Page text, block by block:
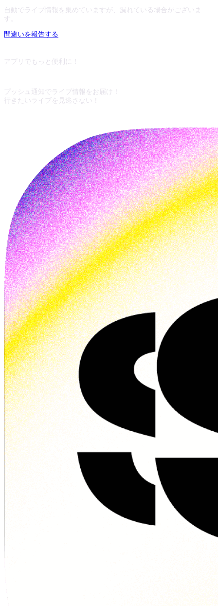
自動でライブ情報を集めていますが、漏れている場合がございま
す。
間違いを報告する
アプリでもっと便利に！
プッシュ通知でライブ情報をお届け！
行きたいライブを見逃さない！